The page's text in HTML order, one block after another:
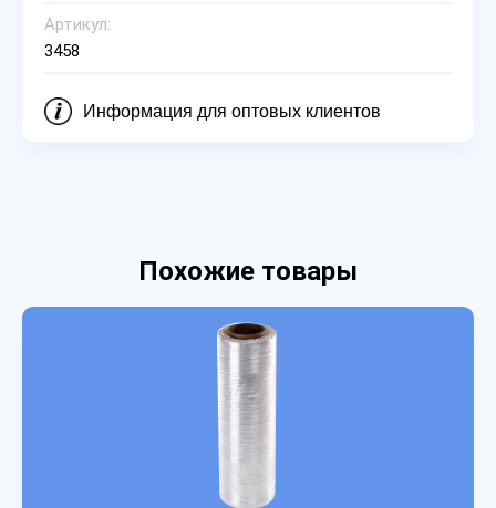
Артикул:
3458
Информация для оптовых клиентов
Похожие товары